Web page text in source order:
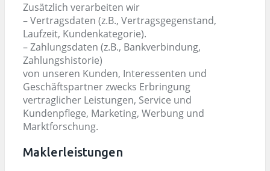
Zusätzlich verarbeiten wir
– Vertragsdaten (z.B., Vertragsgegenstand,
Laufzeit, Kundenkategorie).
– Zahlungsdaten (z.B., Bankverbindung,
Zahlungshistorie)
von unseren Kunden, Interessenten und
Geschäftspartner zwecks Erbringung
vertraglicher Leistungen, Service und
Kundenpflege, Marketing, Werbung und
Marktforschung.
Maklerleistungen